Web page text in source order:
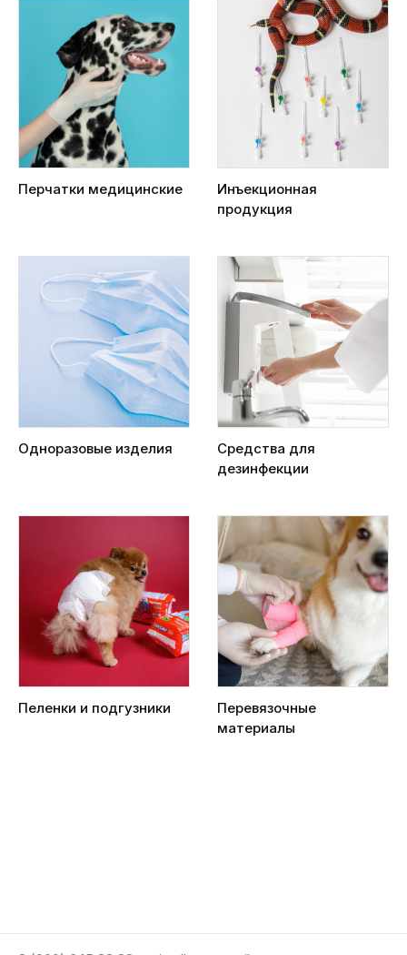
Перчатки медицинские
Инъекционная
продукция
Одноразовые изделия
Средства для
дезинфекции
Пеленки и подгузники
Перевязочные
материалы